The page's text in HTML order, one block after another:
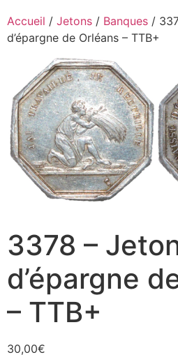
Accueil / Jetons / Banques /
d’épargne de Orléans – TTB+
3378 –
d’épargne
– TTB+
30,00€